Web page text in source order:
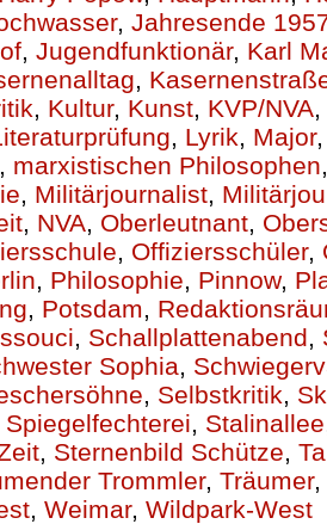
, Jahresende
, Jugendfunktionär, Karl
,
, Kultur, Kunst, KVP/NVA,
, Lyrik, Major
, marxistischen Philosophen
, Militärjournalist,
, NVA, Oberleutnant,
, Offiziersschüler,
, Philosophie, Pinnow,
, Potsdam,
, Schallplattenabend,
Sophia,
, Selbstkritik,
Spiegelfechterei, Stalinallee
, Sternenbild Schütze,
Trommler, Träumer,
, Weimar, Wildpark-West